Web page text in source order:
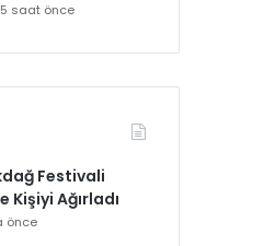
5 saat önce
Festivali
Kişiyi Ağırladı
önce